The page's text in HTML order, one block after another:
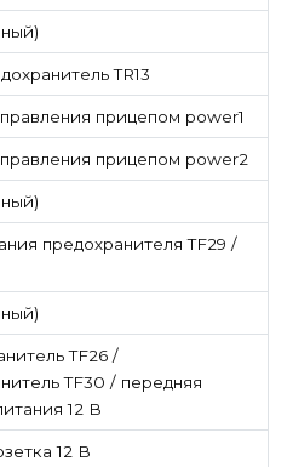
TR13
прицепом power1
прицепом power2
предохранителя TF29 /
TF26 /
TF30 / передняя
12 В
12 В